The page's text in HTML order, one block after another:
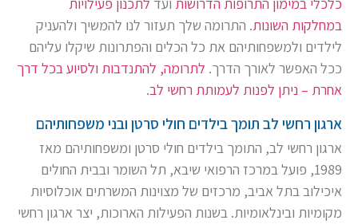
כלכלי במימון התרופות הדרושות ועד לתכנון פעילויות
במחלקות השונות. התרומה שלך תעזור לנו להמשיך ולהעניק
לילדים ולמשפחותיהם את כל הכלים והפתרונות שיקלו עליהם
ככל האפשר לאורך הדרך. לתרומה, להתנדבות ולסיוע בכל דרך
אחרת – ניתן לפנות לעמותת רחשי לב.
ארגון רחשי לב תומך בילדים חולי סרטן ובני משפחותיהם
ארגון רחשי לב, התומך בילדים חולי סרטן ומשפחותיהם מאז
1989, פועל במרכז הרפואי שיבא, תל השומר ובבית החולים
איכילוב בתל אביב, מרכזים של מצוינות המשרתים אוכלוסיות
מקומיות ובינלאומיות. בשנות הפעילות הארוכות, יצר ארגון רחשי